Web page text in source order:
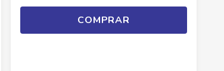
COMPRAR